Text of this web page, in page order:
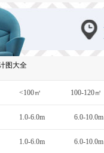
图大全
<100㎡ 100-120㎡
1.0-6.0m 6.0-10.0m
1.0-6.0m 6.0-10.0m